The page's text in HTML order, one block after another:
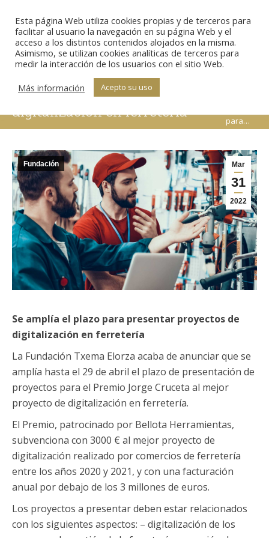
Se amplía el plazo para
presentar proyectos de
digitalización en ferretería
Estás aquí:
para…
Mar
31
2022
Fundación
Se amplía el plazo para presentar proyectos de
digitalización en ferretería
La Fundación Txema Elorza acaba de anunciar que se
amplía hasta el 29 de abril el plazo de presentación de
proyectos para el Premio Jorge Cruceta al mejor
proyecto de digitalización en ferretería.
El Premio, patrocinado por Bellota Herramientas,
subvenciona con 3000 € al mejor proyecto de
digitalización realizado por comercios de ferretería
entre los años 2020 y 2021, y con una facturación
anual por debajo de los 3 millones de euros.
Los proyectos a presentar deben estar relacionados
con los siguientes aspectos: – digitalización de los
Esta página Web utiliza cookies propias y de terceros para
facilitar al usuario la navegación en su página Web y el
acceso a los distintos contenidos alojados en la misma.
Asimismo, se utilizan cookies analíticas de terceros para
medir la interacción de los usuarios con el sitio Web.
Más información
Acepto su uso